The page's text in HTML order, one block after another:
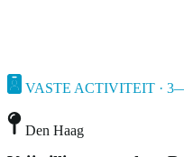
VASTE ACTIVITEIT ·
Den Haag